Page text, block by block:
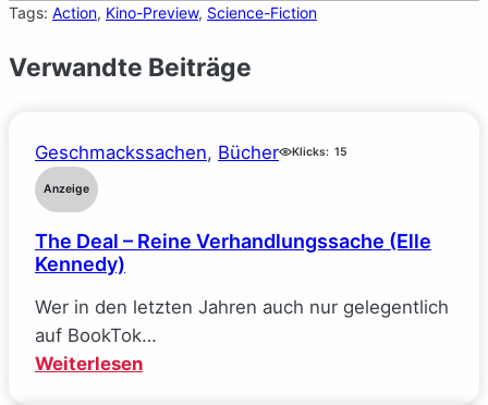
Tags: Action, Kino-Preview, Science-Fiction
Verwandte Beiträge
Geschmackssachen, Bücher Klicks: 15
Anzeige
The Deal – Reine Verhandlungssache (Elle
Kennedy)
Wer in den letzten Jahren auch nur gelegentlich
auf BookTok…
Weiterlesen: